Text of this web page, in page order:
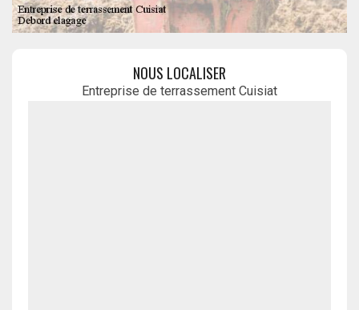
NOUS LOCALISER
Entreprise de terrassement Cuisiat